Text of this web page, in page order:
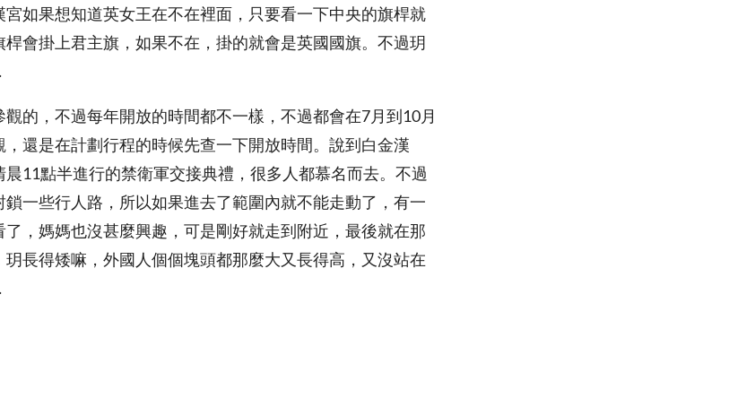
如果想知道英女王在不在裡面，只要看一下中央的旗桿就
會掛上君主旗，如果不在，掛的就會是英國國旗。不過玥
，不過每年開放的時間都不一樣，不過都會在7月到10月
還是在計劃行程的時候先查一下開放時間。說到白金漢
11點半進行的禁衛軍交接典禮，很多人都慕名而去。不過
一些行人路，所以如果進去了範圍內就不能走動了，有一
，媽媽也沒甚麼興趣，可是剛好就走到附近，最後就在那
長得矮嘛，外國人個個塊頭都那麼大又長得高，又沒站在